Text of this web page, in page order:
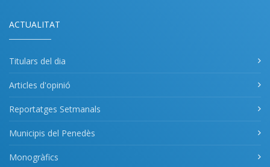
ACTUALITAT
Titulars del dia
Articles d'opinió
Reportatges Setmanals
Municipis del Penedès
Monogràfics